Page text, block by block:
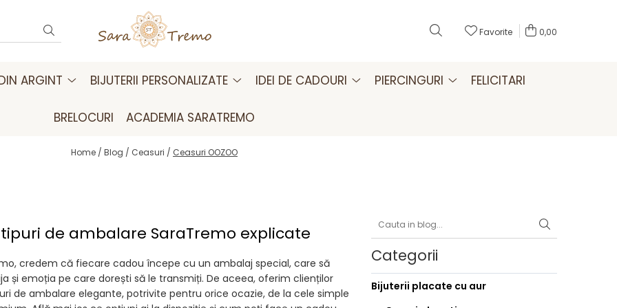
Favorite 0,00
ARGINT BIJUTERII PERSONALIZATE IDEI DE CADOURI PIERCINGURI FELICITARI
BRELOCURI ACADEMIA SARATREMO
Home / Blog / Ceasuri / Ceasuri OOZOO
de ambalare SaraTremo explicate
credem că fiecare cadou începe cu un ambalaj special, care să
și emoția pe care dorești să le transmiți. De aceea, oferim clienților
de ambalare elegante, potrivite pentru orice ocazie, de la cele simple
Categorii
Bijuterii placate cu aur